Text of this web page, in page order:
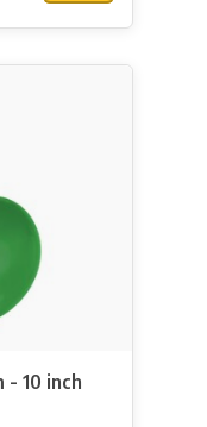
- 10 inch